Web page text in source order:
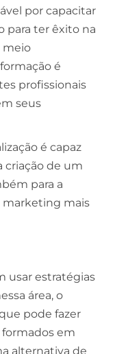
por capacitar
para ter êxito na
meio
é
profissionais
seus
é capaz
criação de um
para a
marketing mais
usar estratégias
área, o
pode fazer
em
alternativa de